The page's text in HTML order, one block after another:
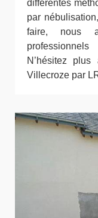
différentes
par
faire, nous
N’hésitez
Villecroze par